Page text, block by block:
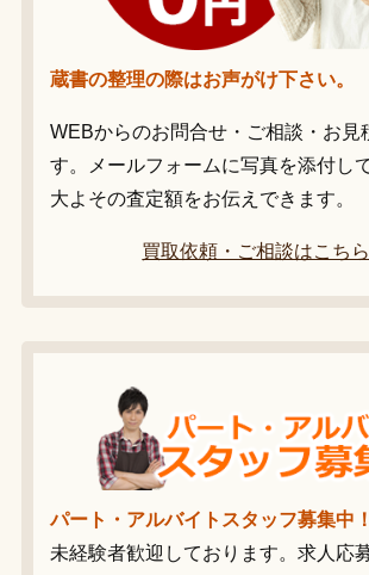
蔵書の整理の際はお声がけ下さい。
WEBからのお問合せ・ご相談・お見
す。メールフォームに写真を添付し
大よその査定額をお伝えできます。
買取依頼・ご相談はこちら
パート・アルバイトスタッフ募集中！
未経験者歓迎しております。求人応